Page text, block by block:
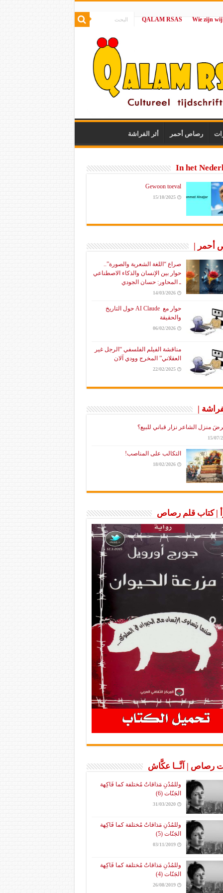
|
QALAM RSAS
رصاص أحمر أثر الفراشة
In het
Gewoon toeval
15/10/2025
أحمر |
صراع “اللغة الشعرية والصورة”..
حوار بين الإنسان والذكاء الاصطناعي
ـ المحاور: حسان الجودي
14/03/2026
حوار مع AI Claude حول التاريخ
والحقيقة
06/02/2026
مناقشة الفيلم الفلسفي “الرجل غير
العقلاني” المخرج وودي آلان
22/02/2025
|
منزل الشاعر نزار قباني للبيع؟
15/07/
التكالب على المناصب!
18/02/2026
| كتاب قلم رصاص
رصاص | آنَّــا عكَّاش
وللمُدُنِ مَذاقاتٌ مُختلفة كما فَاكِهة
الجَنّات (6)
31/03/2020
وللمُدُنِ مَذاقاتٌ مُختلفة كما فَاكِهة
الجَنّات (5)
03/11/2019
وللمُدُنِ مَذاقاتٌ مُختلفة كما فَاكِهة
الجَنّات (4)
26/08/2019